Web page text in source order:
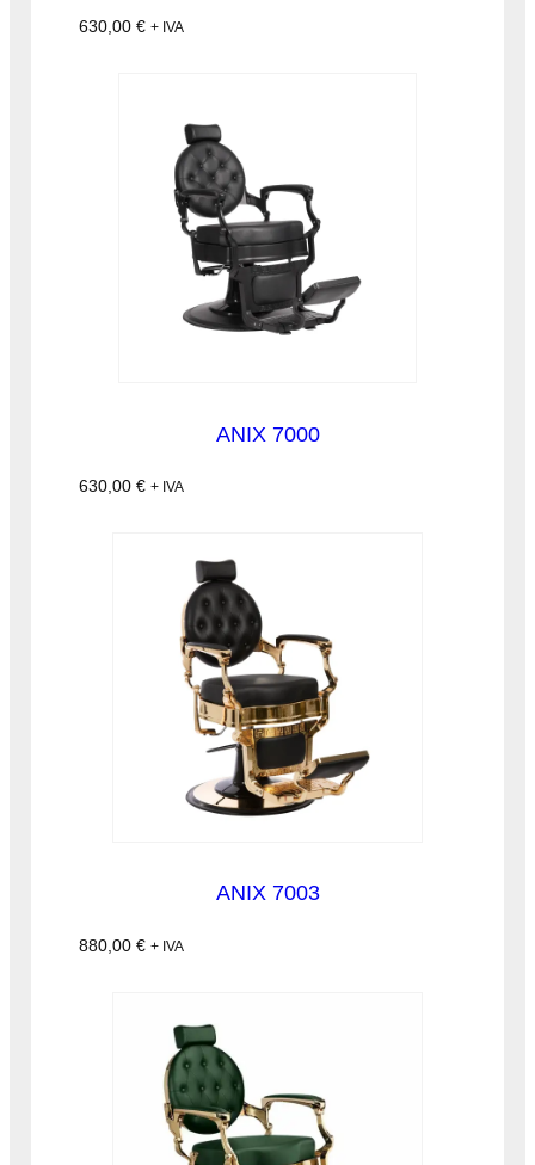
630,00 € + IVA
ANIX 7000
630,00 € + IVA
ANIX 7003
880,00 € + IVA